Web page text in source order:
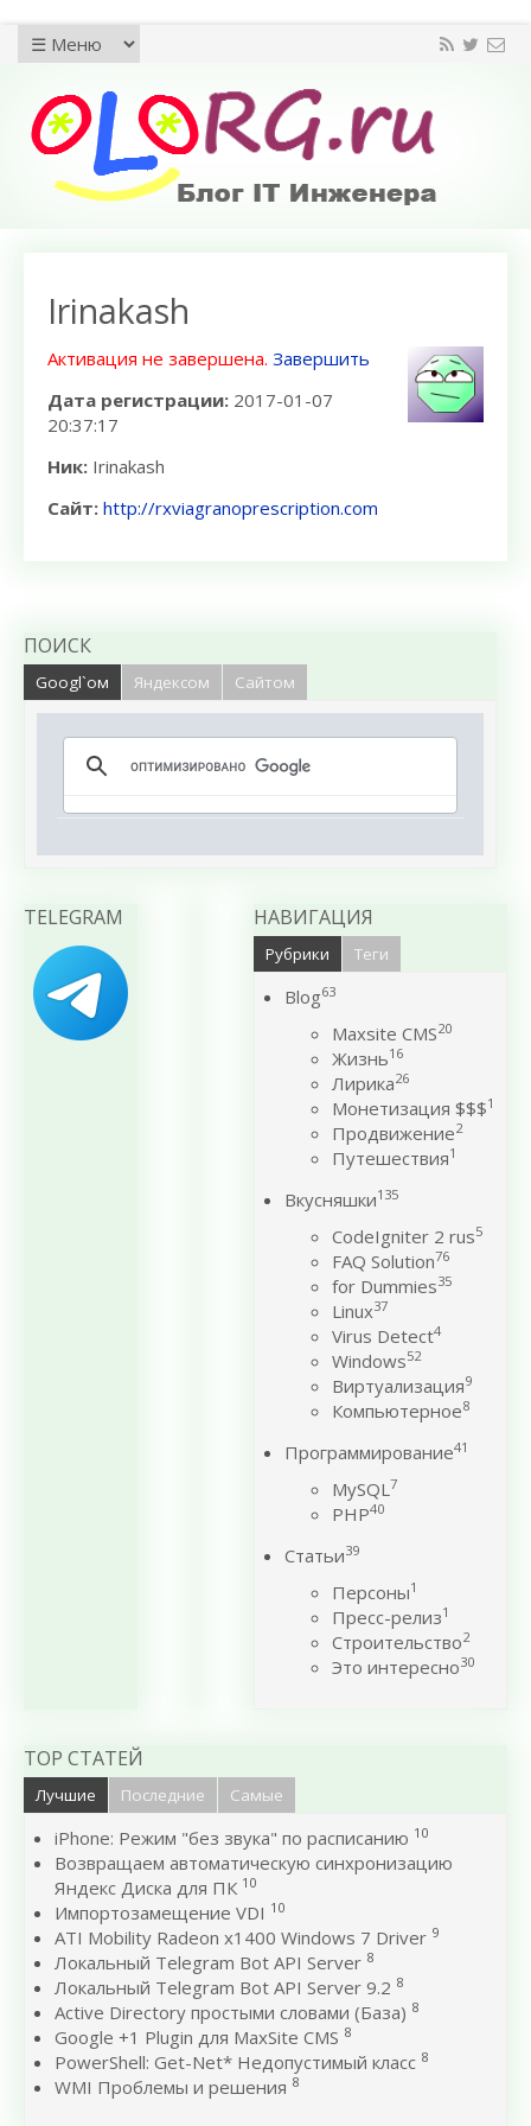
Irinakash
Активация не завершена. Завершить
Дата регистрации: 2017-01-07
20:37:17
Ник: Irinakash
Сайт: http://rxviagranoprescription.com
ПОИСК
Googl`ом Яндексом Сайтом
TELEGRAM НАВИГАЦИЯ
Рубрики Теги
Blog63
Maxsite CMS20
Жизнь16
Лирика26
Монетизация $$$1
Продвижение2
Путешествия1
Вкусняшки135
CodeIgniter 2 rus5
FAQ Solution76
for Dummies35
Linux37
Virus Detect4
Windows52
Виртуализация9
Компьютерное8
Программирование41
MySQL7
PHP40
Статьи39
Персоны1
Пресс-релиз1
Строительство2
Это интересно30
TOP СТАТЕЙ
Лучшие Последние Самые
iPhone: Режим "без звука" по расписанию 10
Возвращаем автоматическую синхронизацию
Яндекс Диска для ПК 10
Импортозамещение VDI 10
ATI Mobility Radeon x1400 Windows 7 Driver 9
Локальный Telegram Bot API Server 8
Локальный Telegram Bot API Server 9.2 8
Active Directory простыми словами (База) 8
Google +1 Plugin для MaxSite CMS 8
PowerShell: Get-Net* Недопустимый класс 8
WMI Проблемы и решения 8